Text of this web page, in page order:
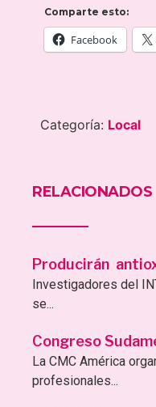
Comparte esto:
Facebook
Categoría: Local
RELACIONADOS
Producirán
Investigadores del
se...
Congreso
La CMC América
profesionales...